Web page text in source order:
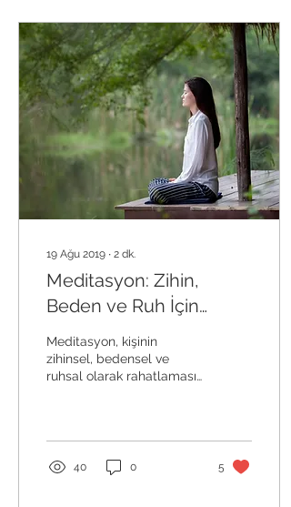
19 Ağu 2019 ∙ 2 dk.
Meditasyon: Zihin,
Beden ve Ruh İçin
Bilimsel Olarak
Kanıtlanmış Bir Şifa Yolu
Meditasyon, kişinin
zihinsel, bedensel ve
ruhsal olarak rahatlaması,
40 0 5